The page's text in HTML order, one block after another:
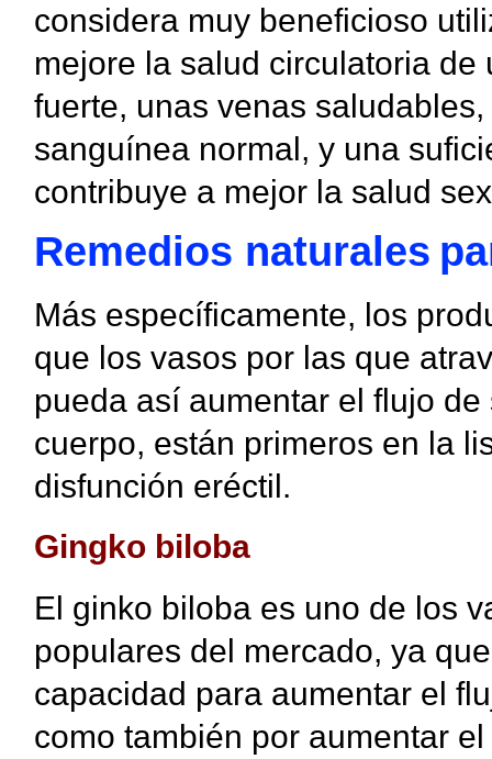
considera muy beneficioso
mejore la salud circulatoria
fuerte, unas venas
sanguínea normal, y una
contribuye a mejor la salud
Remedios naturales
Más específicamente, los
que los vasos por las que
pueda así aumentar el flujo
cuerpo, están primeros en la
disfunción eréctil.
Gingko biloba
El ginko biloba es uno de los
populares del mercado, ya
capacidad para aumentar el
como también por aumentar